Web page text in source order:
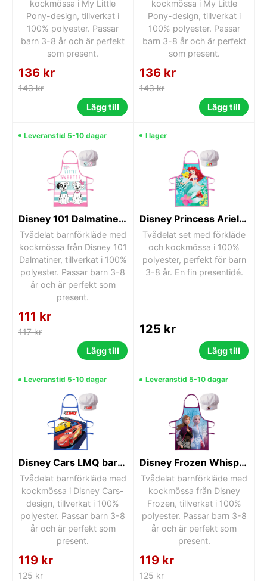
kockmössa i My Little
Pony-design, tillverkat i
100% polyester. Passar
barn 3-8 år och är perfekt
som present.
136 kr
143 kr
Lägg till
kockmössa i My Little
Pony-design, tillverkat i
100% polyester. Passar
barn 3-8 år och är perfekt
som present.
136 kr
143 kr
Lägg till
Leveranstid 5-10 dagar
Disney 101 Dalmatiner Barnförkläde 2-delars set
Tvådelat barnförkläde med
kockmössa från Disney 101
Dalmatiner, tillverkat i 100%
polyester. Passar barn 3-8
år och är perfekt som
present.
111 kr
117 kr
Lägg till
I lager
Disney Princess Ariel Barnförkläde 2-delars set
Tvådelat set med förkläde
och kockmössa i 100%
polyester, perfekt för barn
3-8 år. En fin presentidé.
125 kr
Lägg till
Leveranstid 5-10 dagar
Disney Cars LMQ barnförkläde 2-delars set
Tvådelat barnförkläde med
kockmössa i Disney Cars-
design, tillverkat i 100%
polyester. Passar barn 3-8
år och är perfekt som
present.
119 kr
125 kr
Leveranstid 5-10 dagar
Disney Frozen Whispers barnförkläde 2-delars set
Tvådelat barnförkläde med
kockmössa från Disney
Frozen, tillverkat i 100%
polyester. Passar barn 3-8
år och är perfekt som
present.
119 kr
125 kr